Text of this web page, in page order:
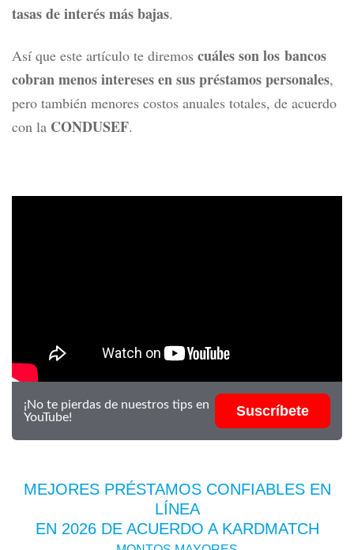
tasas de interés más bajas.
Así que este artículo te diremos cuáles son los bancos
cobran menos intereses en sus préstamos personales,
pero también menores costos anuales totales, de acuerdo
con la CONDUSEF.
¡No te pierdas de nuestros tips en
YouTube!
Suscríbete
MEJORES PRÉSTAMOS CONFIABLES EN
LÍNEA
EN 2026 DE ACUERDO A KARDMATCH